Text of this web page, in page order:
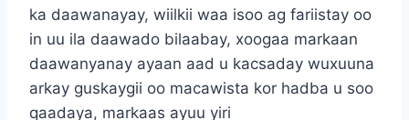
ka daawanayay, wiilkii waa isoo ag fariistay oo
in uu ila daawado bilaabay, xoogaa markaan
daawanyanay ayaan aad u kacsaday wuxuuna
arkay guskaygii oo macawista kor hadba u soo
qaadaya, markaas ayuu yiri